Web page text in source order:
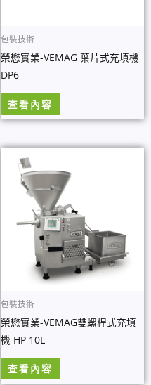
包裝技術
榮懋實業-VEMAG 葉片式充填機
DP6
查看內容
包裝技術
榮懋實業-VEMAG雙螺桿式充填
機 HP 10L
查看內容